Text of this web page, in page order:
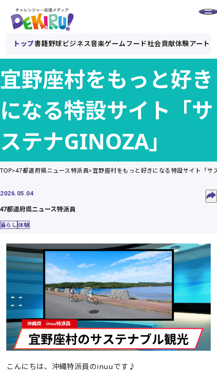
トップ書籍野球 ビジネス音楽ゲーム フード社会貢献体験アート
宜野座村をもっと好き
になる特設サイト「サ
ステナGINOZA」
TOP 47都道府県ニュース特派員 宜野座村をもっと好きになる特設サイト「サ
2026.05.04
47都道府県ニュース特派員
暮らし 体験
こんにちは、沖縄特派員のinuuです♪